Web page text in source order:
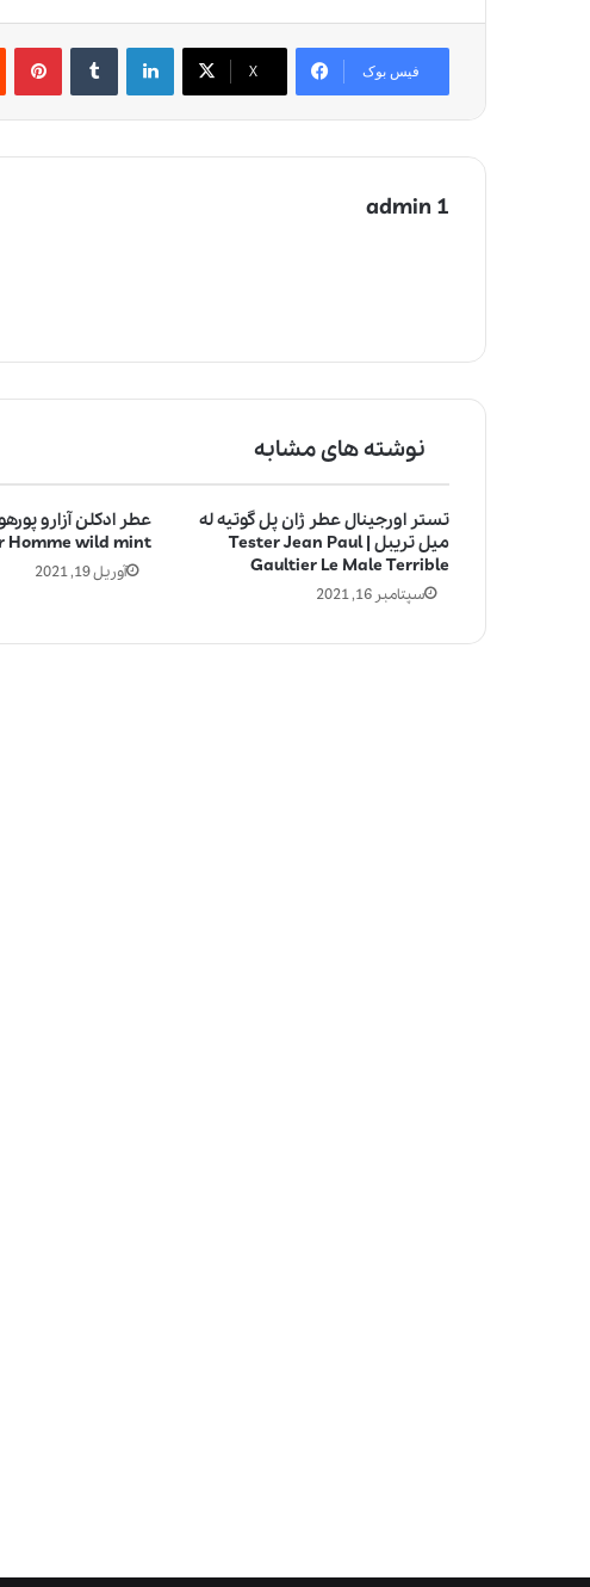
فیس بوک X
لینکدین ‫تامبلر
admin 1
نوشته های مشابه
عطر ادکلن آزارو
Homme wild mint
آوریل 19, 2021
تستر اورجینال عطر ژان پل گوتیه له
میل تریبل | Tester Jean Paul
Gaultier Le Male Terrible
سپتامبر 16, 2021